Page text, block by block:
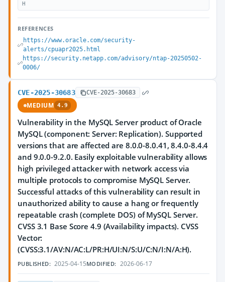
H
REFERENCES
https://www.oracle.com/security-
alerts/cpuapr2025.html
https://security.netapp.com/advisory/ntap-20250502-
0006/
CVE-2025-30683 CVE-2025-30683
MEDIUM 4.9
Vulnerability in the MySQL Server product of Oracle
MySQL (component: Server: Replication). Supported
versions that are affected are 8.0.0-8.0.41, 8.4.0-8.4.4
and 9.0.0-9.2.0. Easily exploitable vulnerability allows
high privileged attacker with network access via
multiple protocols to compromise MySQL Server.
Successful attacks of this vulnerability can result in
unauthorized ability to cause a hang or frequently
repeatable crash (complete DOS) of MySQL Server.
CVSS 3.1 Base Score 4.9 (Availability impacts). CVSS
Vector:
(CVSS:3.1/AV:N/AC:L/PR:H/UI:N/S:U/C:N/I:N/A:H).
PUBLISHED: 2025-04-15MODIFIED: 2026-06-17